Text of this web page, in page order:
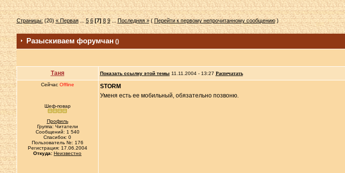
Страницы:(20)« Первая...5 6 [7] 8 9... Последняя »(Перейти к первому непрочитанному сообщению)
Разыскиваем форумчан ()
Таня Показать ссылку этой темы 11.11.2004 - 13:27 Распечатать
Сейчас Offline
Шеф-повар
Профиль
Группа: Читатели
Сообщений: 1 540
Спасибок: 0
Пользователь №: 176
Регистрация: 17.06.2004
Откуда: Неизвестно
STORM
Уменя есть ее мобильный, обязательно позвоню.